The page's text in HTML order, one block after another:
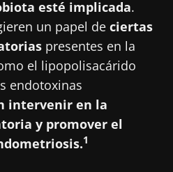
esté implicada.
un papel de ciertas
presentes en la
el lipopolisacárido
endotoxinas
intervenir en la
y promover el
1